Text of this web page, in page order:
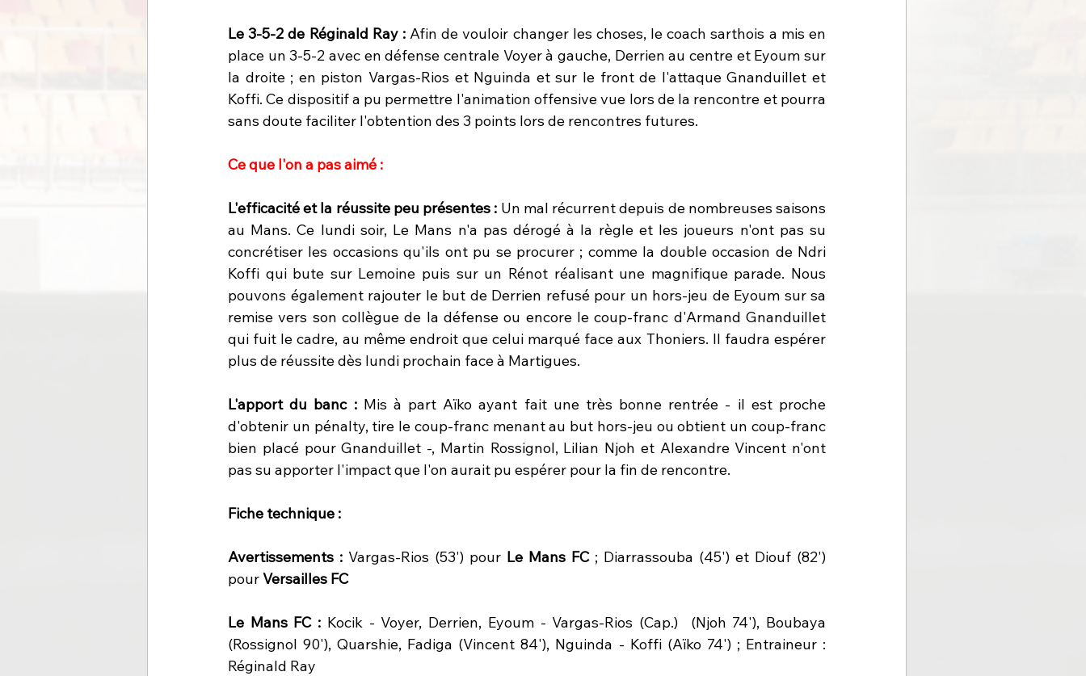
Le 3-5-2 de Réginald Ray : Afin de vouloir changer les choses, le coach sarthois a mis en
place un 3-5-2 avec en défense centrale Voyer à gauche, Derrien au centre et Eyoum sur
la droite ; en piston Vargas-Rios et Nguinda et sur le front de l'attaque Gnanduillet et
Koffi. Ce dispositif a pu permettre l'animation offensive vue lors de la rencontre et pourra
sans doute faciliter l'obtention des 3 points lors de rencontres futures.
Ce que l'on a pas aimé :
L'efficacité et la réussite peu présentes : Un mal récurrent depuis de nombreuses saisons
au Mans. Ce lundi soir, Le Mans n'a pas dérogé à la règle et les joueurs n'ont pas su
concrétiser les occasions qu'ils ont pu se procurer ; comme la double occasion de Ndri
Koffi qui bute sur Lemoine puis sur un Rénot réalisant une magnifique parade. Nous
pouvons également rajouter le but de Derrien refusé pour un hors-jeu de Eyoum sur sa
remise vers son collègue de la défense ou encore le coup-franc d'Armand Gnanduillet
qui fuit le cadre, au même endroit que celui marqué face aux Thoniers. Il faudra espérer
plus de réussite dès lundi prochain face à Martigues.
L'apport du banc : Mis à part Aïko ayant fait une très bonne rentrée - il est proche
d'obtenir un pénalty, tire le coup-franc menant au but hors-jeu ou obtient un coup-franc
bien placé pour Gnanduillet -, Martin Rossignol, Lilian Njoh et Alexandre Vincent n'ont
pas su apporter l'impact que l'on aurait pu espérer pour la fin de rencontre.
Fiche technique :
Avertissements : Vargas-Rios (53') pour Le Mans FC ; Diarrassouba (45') et Diouf (82')
pour Versailles FC
Le Mans FC : Kocik - Voyer, Derrien, Eyoum - Vargas-Rios (Cap.)  (Njoh 74'), Boubaya
(Rossignol 90'), Quarshie, Fadiga (Vincent 84'), Nguinda - Koffi (Aïko 74') ; Entraineur :
Réginald Ray